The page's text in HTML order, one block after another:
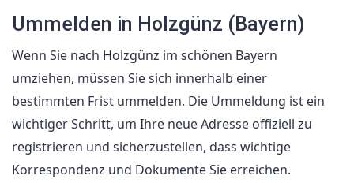
Ummelden in Holzgünz (Bayern)
Wenn Sie nach Holzgünz im schönen Bayern
umziehen, müssen Sie sich innerhalb einer
bestimmten Frist ummelden. Die Ummeldung ist ein
wichtiger Schritt, um Ihre neue Adresse offiziell zu
registrieren und sicherzustellen, dass wichtige
Korrespondenz und Dokumente Sie erreichen.